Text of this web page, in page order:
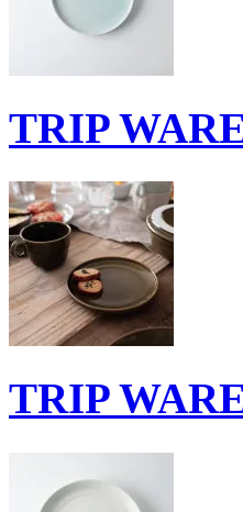
TRIP
TRIP